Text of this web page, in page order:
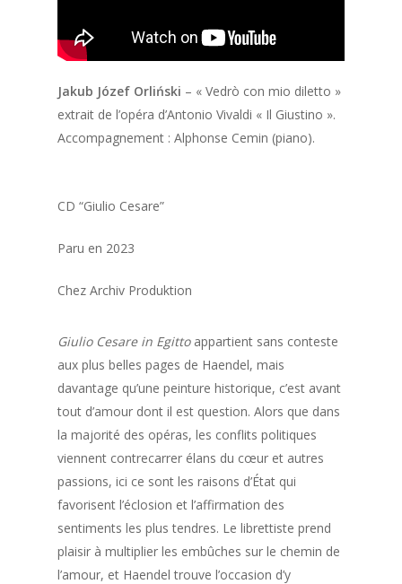
Jakub Józef Orliński – « Vedrò con mio diletto »
extrait de l’opéra d’Antonio Vivaldi « Il Giustino ».
Accompagnement : Alphonse Cemin (piano).
CD “Giulio Cesare”
Paru en 2023
Chez Archiv Produktion
Giulio Cesare in Egittoappartient sans conteste
aux plus belles pages de Haendel, mais
davantage qu’une peinture historique, c’est avant
tout d’amour dont il est question. Alors que dans
la majorité des opéras, les conflits politiques
viennent contrecarrer élans du cœur et autres
passions, ici ce sont les raisons d’État qui
favorisent l’éclosion et l’affirmation des
sentiments les plus tendres. Le librettiste prend
plaisir à multiplier les embûches sur le chemin de
l’amour, et Haendel trouve l’occasion d’y